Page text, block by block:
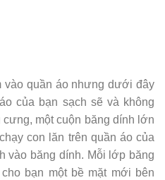
vào quần áo nhưng dưới đây
của bạn sạch sẽ và không
một cuộn băng dính lớn
con lăn trên quần áo của
vào băng dính. Mỗi lớp băng
bạn một bề mặt mới bên